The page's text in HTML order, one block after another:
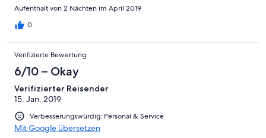
Aufenthalt von 2 Nächten im April 2019
0
Verifizierte Bewertung
6/10 – Okay
Verifizierter Reisender
15. Jan. 2019
Verbesserungswürdig: Personal & Service
Mit Google übersetzen